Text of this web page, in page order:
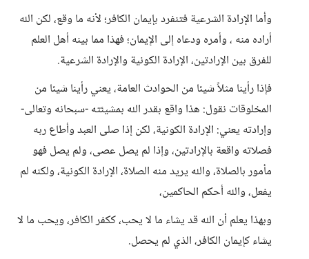
وأما الإرادة الشرعية فتنفرد بإيمان الكافر؛ لأنه ما وقع، لكن الله
أراده منه ، وأمره ودعاه إلى الإيمان؛ فهذا مما بينه أهل العلم
للفرق بين الإرادتين، الإرادة الكونية والإرادة الشرعية.
فإذا رأينا مثلاً شيئا من الحوادث العامة، يعني رأينا شيئا من
المخلوقات نقول: هذا واقع بقدر الله بمشيئته -سبحانه وتعالى-
وإرادته يعني: الإرادة الكونية، لكن إذا صلى العبد وأطاع ربه
فصلاته واقعة بالإرادتين، وإذا لم يصل عصى، ولم يصل فهو
مأمور بالصلاة، والله يريد منه الصلاة، الإرادة الكونية، ولكنه لم
يفعل، والله أحكم الحاكمين،
وبهذا يعلم أن الله قد يشاء ما لا يحب، ككفر الكافر، ويحب ما لا
يشاء كإيمان الكافر، الذي لم يحصل.